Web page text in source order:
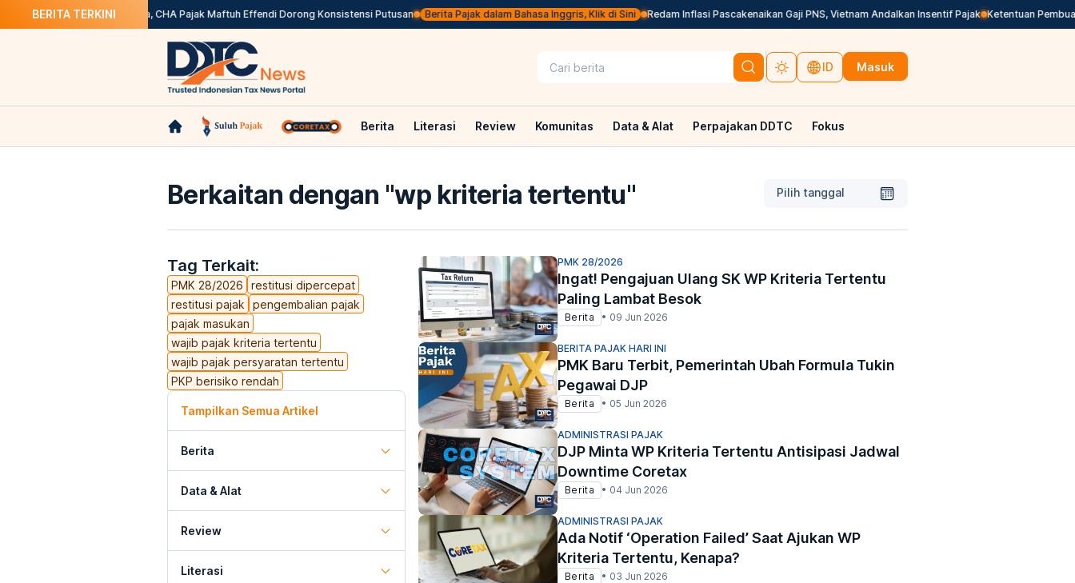
BERITA TERKINI
Daerah Tekan Sengketa, CHA Pajak Maftuh Effendi Dorong Konsistensi Putusan Berita Pajak dalam Bahasa Inggris, Klik di Sini Redam Inflasi Pascakenaikan Gaji PNS, Vietnam Andalkan Insentif Pajak Ketentuan Pembuatan
ID Masuk
Berita Literasi Review Komunitas Data & Alat Perpajakan DDTC Fokus
Berkaitan dengan "wp kriteria tertentu" Pilih tanggal
Tag Terkait:
PMK 28/2026
restitusi dipercepat
restitusi pajak
pengembalian pajak
pajak masukan
wajib pajak kriteria tertentu
wajib pajak persyaratan tertentu
PKP berisiko rendah
Tampilkan Semua Artikel
Berita
Data & Alat
Review
Literasi
PMK 28/2026
Ingat! Pengajuan Ulang SK WP Kriteria Tertentu
Paling Lambat Besok
Berita • 09 Jun 2026
BERITA PAJAK HARI INI
PMK Baru Terbit, Pemerintah Ubah Formula Tukin
Pegawai DJP
Berita • 05 Jun 2026
ADMINISTRASI PAJAK
DJP Minta WP Kriteria Tertentu Antisipasi Jadwal
Downtime Coretax
Berita • 04 Jun 2026
ADMINISTRASI PAJAK
Ada Notif ‘Operation Failed’ Saat Ajukan WP
Kriteria Tertentu, Kenapa?
Berita • 03 Jun 2026